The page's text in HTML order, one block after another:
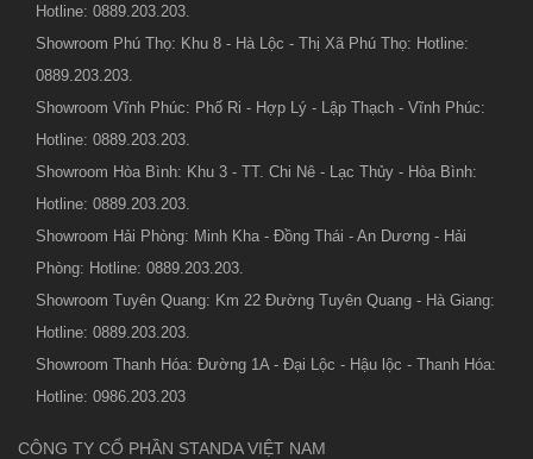
Hotline: 0889.203.203.
Showroom Phú Thọ: Khu 8 - Hà Lộc - Thị Xã Phú Thọ: Hotline:
0889.203.203.
Showroom Vĩnh Phúc: Phố Ri - Hợp Lý - Lập Thạch - Vĩnh Phúc:
Hotline: 0889.203.203.
Showroom Hòa Bình: Khu 3 - TT. Chi Nê - Lạc Thủy - Hòa Bình:
Hotline: 0889.203.203.
Showroom Hải Phòng: Minh Kha - Đồng Thái - An Dương - Hải
Phòng: Hotline: 0889.203.203.
Showroom Tuyên Quang: Km 22 Đường Tuyên Quang - Hà Giang:
Hotline: 0889.203.203.
Showroom Thanh Hóa: Đường 1A - Đại Lộc - Hậu lộc - Thanh Hóa:
Hotline: 0986.203.203
CÔNG TY CỔ PHẦN STANDA VIỆT NAM